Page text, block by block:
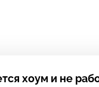
хоум и не